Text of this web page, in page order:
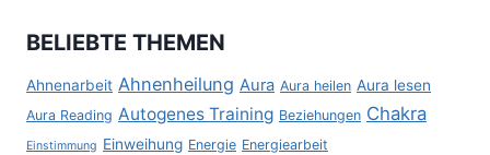
BELIEBTE THEMEN
Ahnenarbeit Ahnenheilung Aura Aura heilen Aura lesen
Aura Reading Autogenes Training Beziehungen Chakra
Einstimmung Einweihung Energie Energiearbeit